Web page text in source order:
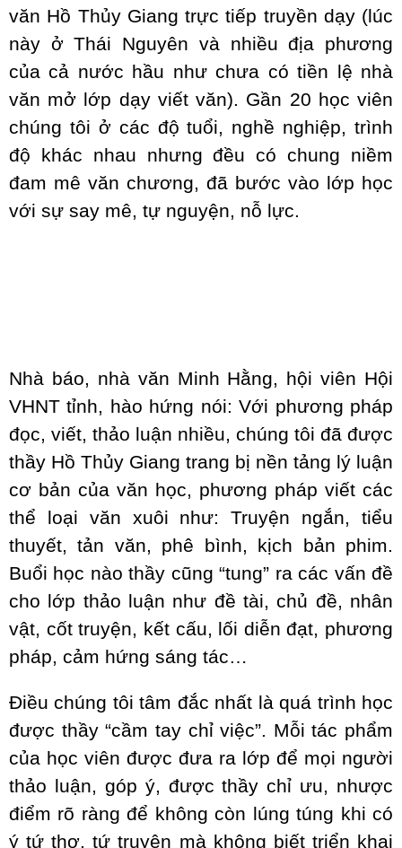
văn Hồ Thủy Giang trực tiếp truyền dạy (lúc
này ở Thái Nguyên và nhiều địa phương
của cả nước hầu như chưa có tiền lệ nhà
văn mở lớp dạy viết văn). Gần 20 học viên
chúng tôi ở các độ tuổi, nghề nghiệp, trình
độ khác nhau nhưng đều có chung niềm
đam mê văn chương, đã bước vào lớp học
với sự say mê, tự nguyện, nỗ lực.
Nhà báo, nhà văn Minh Hằng, hội viên Hội
VHNT tỉnh, hào hứng nói: Với phương pháp
đọc, viết, thảo luận nhiều, chúng tôi đã được
thầy Hồ Thủy Giang trang bị nền tảng lý luận
cơ bản của văn học, phương pháp viết các
thể loại văn xuôi như: Truyện ngắn, tiểu
thuyết, tản văn, phê bình, kịch bản phim.
Buổi học nào thầy cũng “tung” ra các vấn đề
cho lớp thảo luận như đề tài, chủ đề, nhân
vật, cốt truyện, kết cấu, lối diễn đạt, phương
pháp, cảm hứng sáng tác…
Điều chúng tôi tâm đắc nhất là quá trình học
được thầy “cầm tay chỉ việc”. Mỗi tác phẩm
của học viên được đưa ra lớp để mọi người
thảo luận, góp ý, được thầy chỉ ưu, nhược
điểm rõ ràng để không còn lúng túng khi có
ý tứ thơ, tứ truyện mà không biết triển khai